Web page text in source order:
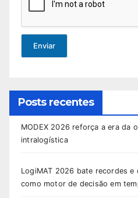
Enviar
Posts recentes
MODEX 2026 reforça a era da
intralogística
LogiMAT 2026 bate recordes
como motor de decisão em